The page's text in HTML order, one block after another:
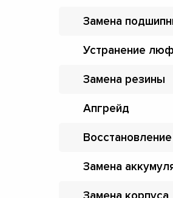
Замена
Устранение
Замена резины
Апгрейд
Замена